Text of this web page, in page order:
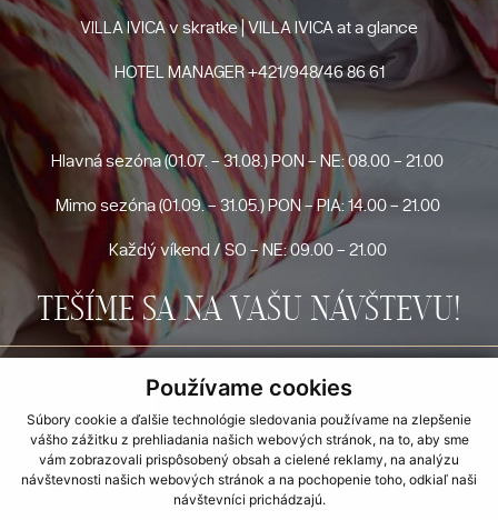
Používame cookies
Súbory cookie a ďalšie technológie sledovania používame na zlepšenie
vášho zážitku z prehliadania našich webových stránok, na to, aby sme
vám zobrazovali prispôsobený obsah a cielené reklamy, na analýzu
návštevnosti našich webových stránok a na pochopenie toho, odkiaľ naši
návštevníci prichádzajú.
VILLA IVICA v skratke | VILLA IVICA at a glance
HOTEL MANAGER+421/948/46 86 61
Hlavná sezóna (01.07. - 31.08.) PON - NE: 08.00 - 21.00
Mimo sezóna (01.09. - 31.05.) PON - PIA: 14.00 - 21.00
Každý víkend / SO - NE: 09.00 - 21.00
TEŠÍME SA NA VAŠU NÁVŠTEVU!
UBYTOVANIE INFORMÁCIE
STRAVOVANIE
GALÉRIA OKOLIE